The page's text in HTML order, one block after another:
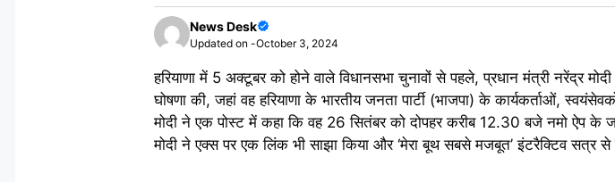
News Desk
Updated on -October 3, 2024
हरियाणा में 5 अक्टूबर को होने वाले विधानसभा चुनावों से पहले, प्रधान मंत्री नरेंद्र
घोषणा की, जहां वह हरियाणा के भारतीय जनता पार्टी (भाजपा) के कार्यकर्ताओं,
मोदी ने एक पोस्ट में कहा कि वह 26 सितंबर को दोपहर करीब 12.30 बजे नमो ऐप के
मोदी ने एक्स पर एक लिंक भी साझा किया और ‘मेरा बूथ सबसे मजबूत’ इंटरैक्टिव सत्र